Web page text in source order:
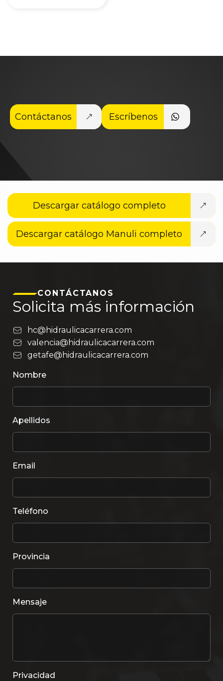
Contáctanos Escríbenos
Descargar catálogo completo
Descargar catálogo Manuli completo
CONTÁCTANOS
Solicita más información
hc@hidraulicacarrera.com
valencia@hidraulicacarrera.com
getafe@hidraulicacarrera.com
Nombre
Apellidos
Email
Teléfono
Provincia
Mensaje
Privacidad